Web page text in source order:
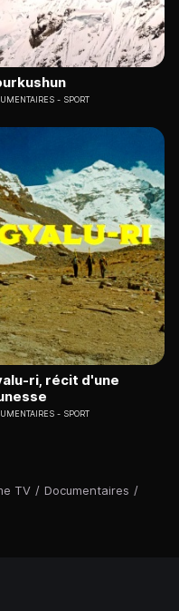
TV / Documentaires /
SPORT
ri, récit d'une
SPORT